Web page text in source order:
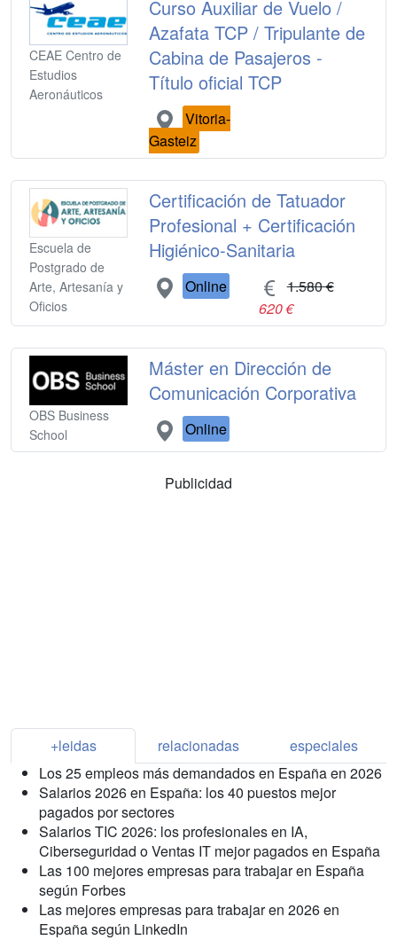
CEAE Centro de
Estudios
Aeronáuticos
Curso Auxiliar de Vuelo /
Azafata TCP / Tripulante de
Cabina de Pasajeros -
Título oficial TCP
Vitoria-
Gasteiz
Escuela de
Postgrado de
Arte, Artesanía y
Oficios
Certificación de Tatuador
Profesional + Certificación
Higiénico-Sanitaria
Online
1.580 €
620 €
OBS Business
School
Máster en Dirección de
Comunicación Corporativa
Online
Publicidad
+leidas relacionadas
especiales
Los 25 empleos más demandados en España en 2026
Salarios 2026 en España: los 40 puestos mejor
pagados por sectores
Salarios TIC 2026: los profesionales en IA,
Ciberseguridad o Ventas IT mejor pagados en España
Las 100 mejores empresas para trabajar en España
según Forbes
Las mejores empresas para trabajar en 2026 en
España según LinkedIn